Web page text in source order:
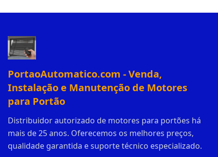
PortaoAutomatico.com - Venda,
Instalação e Manutenção de Motores
para Portão
Distribuidor autorizado de motores para portões há
mais de 25 anos. Oferecemos os melhores preços,
qualidade garantida e suporte técnico especializado.